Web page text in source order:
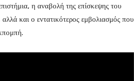
η αναβολή της επίσκεψης του
και ο εντατικότερος εμβολιασμός που